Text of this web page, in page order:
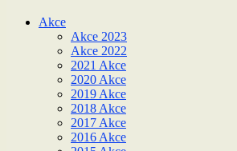
Akce
Akce 2023
Akce 2022
2021 Akce
2020 Akce
2019 Akce
2018 Akce
2017 Akce
2016 Akce